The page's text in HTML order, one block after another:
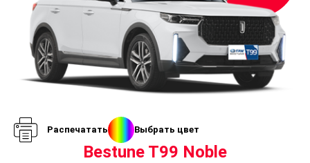
Распечатать Выбрать цвет
Bestune T99 Noble